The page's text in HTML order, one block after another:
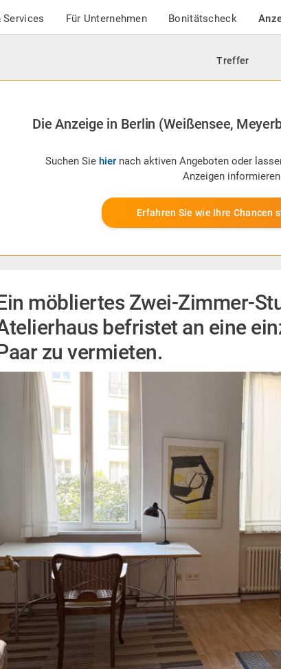
Services Für Unternehmen Bonitätscheck
Treffer
Die Anzeige in Berlin (Weißensee,
Suchen Sie hier nach aktiven Angeboten oder
Anzeigen
Erfahren Sie wie Ihre Chancen
möbliertes Zwei-Zimmer-
befristet an eine
zu vermieten.